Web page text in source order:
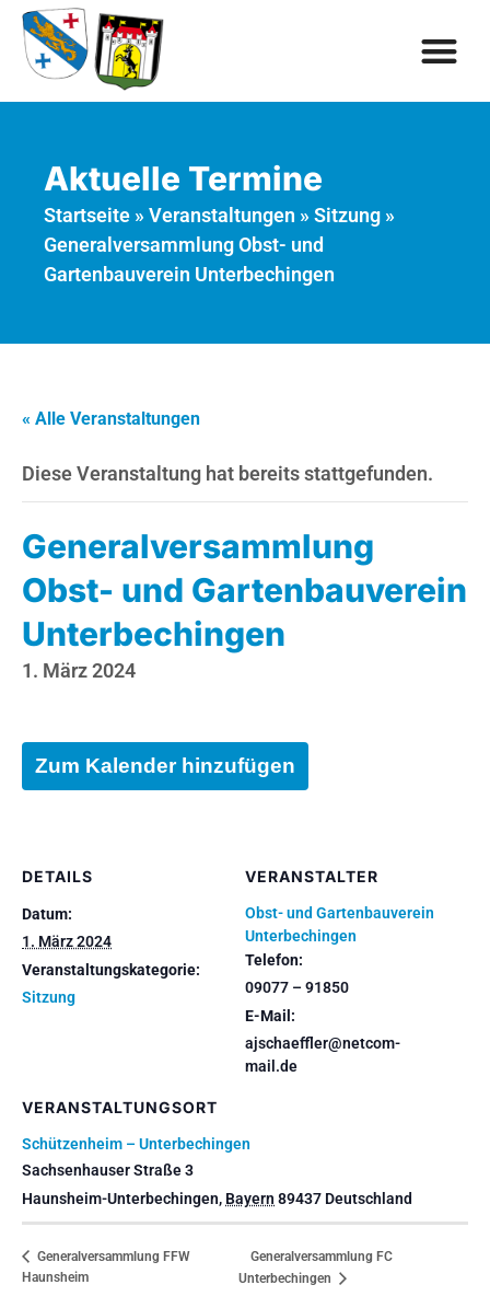
Aktuelle Termine
Startseite » Veranstaltungen » Sitzung »
Generalversammlung Obst- und
Gartenbauverein Unterbechingen
« Alle Veranstaltungen
Diese Veranstaltung hat bereits stattgefunden.
Generalversammlung
Obst- und Gartenbauverein
Unterbechingen
1. März 2024
Zum Kalender hinzufügen
DETAILS
Datum:
1. März 2024
Veranstaltungskategorie:
Sitzung
VERANSTALTUNGSORT
Schützenheim – Unterbechingen
Sachsenhauser Straße 3
Haunsheim-Unterbechingen, Bayern 89437 Deutschland
VERANSTALTER
Obst- und Gartenbauverein
Unterbechingen
Telefon:
09077 – 91850
E-Mail:
ajschaeffler@netcom-
mail.de
Generalversammlung FFW
Haunsheim
Generalversammlung FC
Unterbechingen